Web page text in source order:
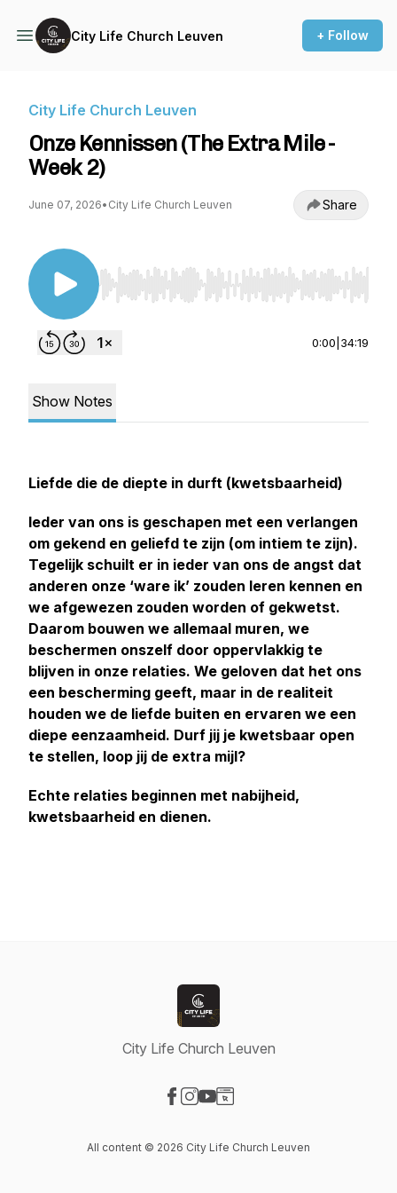
City Life Church Leuven + Follow
City Life Church Leuven
Onze Kennissen (The Extra Mile -
Week 2)
June 07, 2026• City Life Church Leuven Share
Use Left/Right to seek, Home/End to jump to
0:00 34:19
Show Notes
Liefde die de diepte in durft (kwetsbaarheid)
Ieder van ons is geschapen met een verlangen
om gekend en geliefd te zijn (om intiem te zijn).
Tegelijk schuilt er in ieder van ons de angst dat
anderen onze ‘ware ik’ zouden leren kennen en
we afgewezen zouden worden of gekwetst.
Daarom bouwen we allemaal muren, we
beschermen onszelf door oppervlakkig te
blijven in onze relaties. We geloven dat het ons
een bescherming geeft, maar in de realiteit
houden we de liefde buiten en ervaren we een
diepe eenzaamheid. Durf jij je kwetsbaar open
te stellen, loop jij de extra mijl?
Echte relaties beginnen met nabijheid,
kwetsbaarheid en dienen.
City Life Church Leuven
All content © 2026 City Life Church Leuven